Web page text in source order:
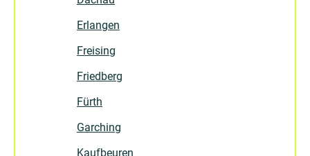
Erlangen
Freising
Friedberg
Fürth
Garching
Kaufbeuren